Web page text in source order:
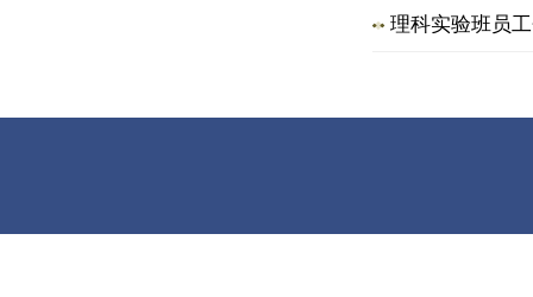
理科实验班员